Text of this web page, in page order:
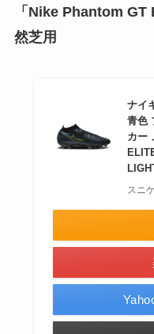
「Nike Phantom
然芝用
ナイ
青色
カー
スニ